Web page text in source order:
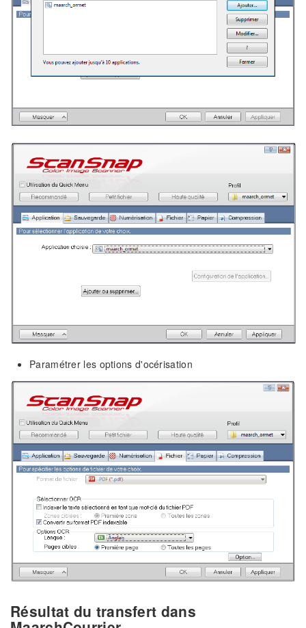
Paramétrer les options d'océrisation
Résultat du transfert dans